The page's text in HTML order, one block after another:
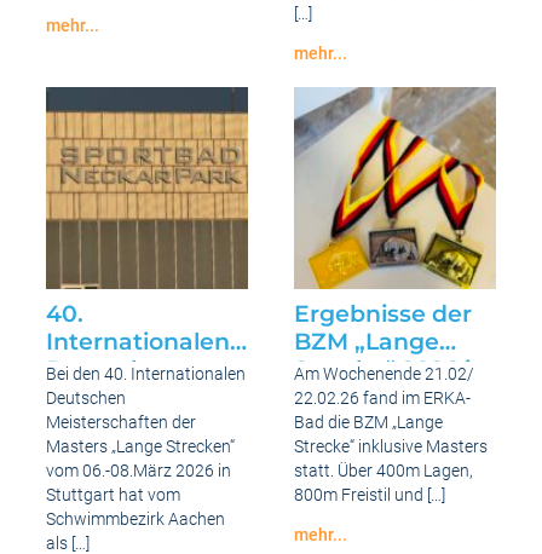
mehr...
[…]
mehr...
Ergebnisse
bei
den
NRW
Meisterschaften
Jahrgänge
Masters
Mittlere
und
Lange
Strecke
40.
Internationalen
Deutschen
Meisterschaften
der Masters
„Lange
Strecken“ am
06.03.2026
-08.03.2026
Bei den 40. Internationalen
Deutschen
Meisterschaften der
Masters „Lange Strecken“
vom 06.-08.März 2026 in
Stuttgart hat vom
Schwimmbezirk Aachen
als […]
Ergebnisse der
BZM „Lange
Strecke“ 2026 in
Erkelenz
Am Wochenende 21.02/
22.02.26 fand im ERKA-
Bad die BZM „Lange
Strecke“ inklusive Masters
statt. Über 400m Lagen,
800m Freistil und […]
mehr...